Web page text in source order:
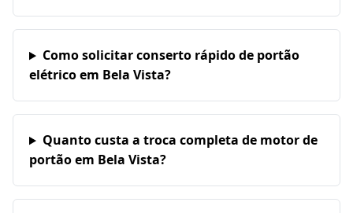
Como solicitar conserto rápido de portão
elétrico em Bela Vista?
Quanto custa a troca completa de motor de
portão em Bela Vista?